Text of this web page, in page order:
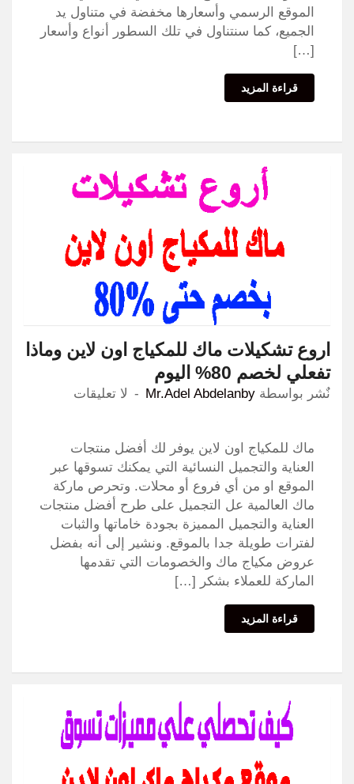
الموقع الرسمي وأسعارها مخفضة في متناول يد
الجميع، كما سنتناول في تلك السطور أنواع وأسعار
[…]
قراءة المزيد
اروع تشكيلات ماك للمكياج اون لاين وماذا
تفعلي لخصم 80% اليوم
نٌشر بواسطة Mr.Adel Abdelanby لا تعليقات
ماك للمكياج اون لاين يوفر لك أفضل منتجات
العناية والتجميل النسائية التي يمكنك تسوقها عبر
الموقع او من أي فروع أو محلات. وتحرص ماركة
ماك العالمية عل التجميل على طرح أفضل منتجات
العناية والتجميل المميزة بجودة خاماتها والثبات
لفترات طويلة جدا بالموقع. ونشير إلى أنه بفضل
عروض مكياج ماك والخصومات التي تقدمها
الماركة للعملاء بشكر […]
قراءة المزيد